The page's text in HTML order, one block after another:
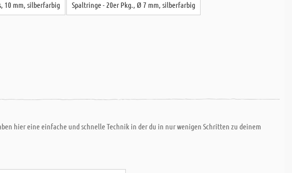
10 mm, silberfarbig Spaltringe - 20er Pkg., Ø 7 mm, silberfarbig
hier eine einfache und schnelle Technik in der du in nur wenigen Schritten zu deinem